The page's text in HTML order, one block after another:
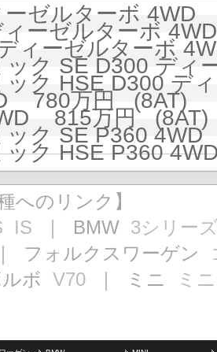
ーゼルターボ
ィーゼルターボ
ィーゼルターボ
ック SE D300 デ
ック HSE D300
780万円 (8AT)
815万円 (8AT)
ック SE P360
ック HSE P360
へのリンク】
IS ｜ BMW 3シリー
フォルクスワーゲン
ボ V70 ｜ ミニ ミニ